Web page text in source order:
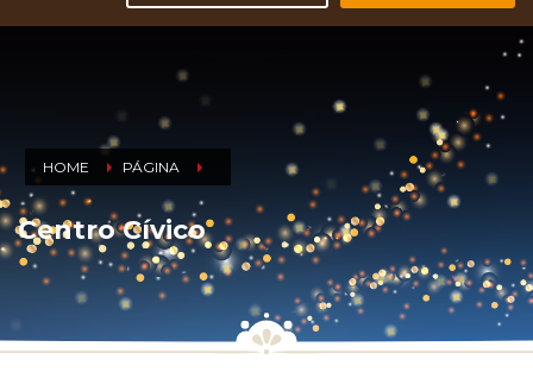
HOME PÁGINA
Centro Cívico